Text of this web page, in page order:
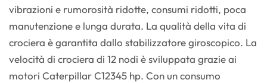
vibrazioni e rumorosità ridotte, consumi ridotti, poca
manutenzione e lunga durata. La qualità della vita di
crociera è garantita dallo stabilizzatore giroscopico. La
velocità di crociera di 12 nodi è sviluppata grazie ai
motori Caterpillar C12345 hp. Con un consumo